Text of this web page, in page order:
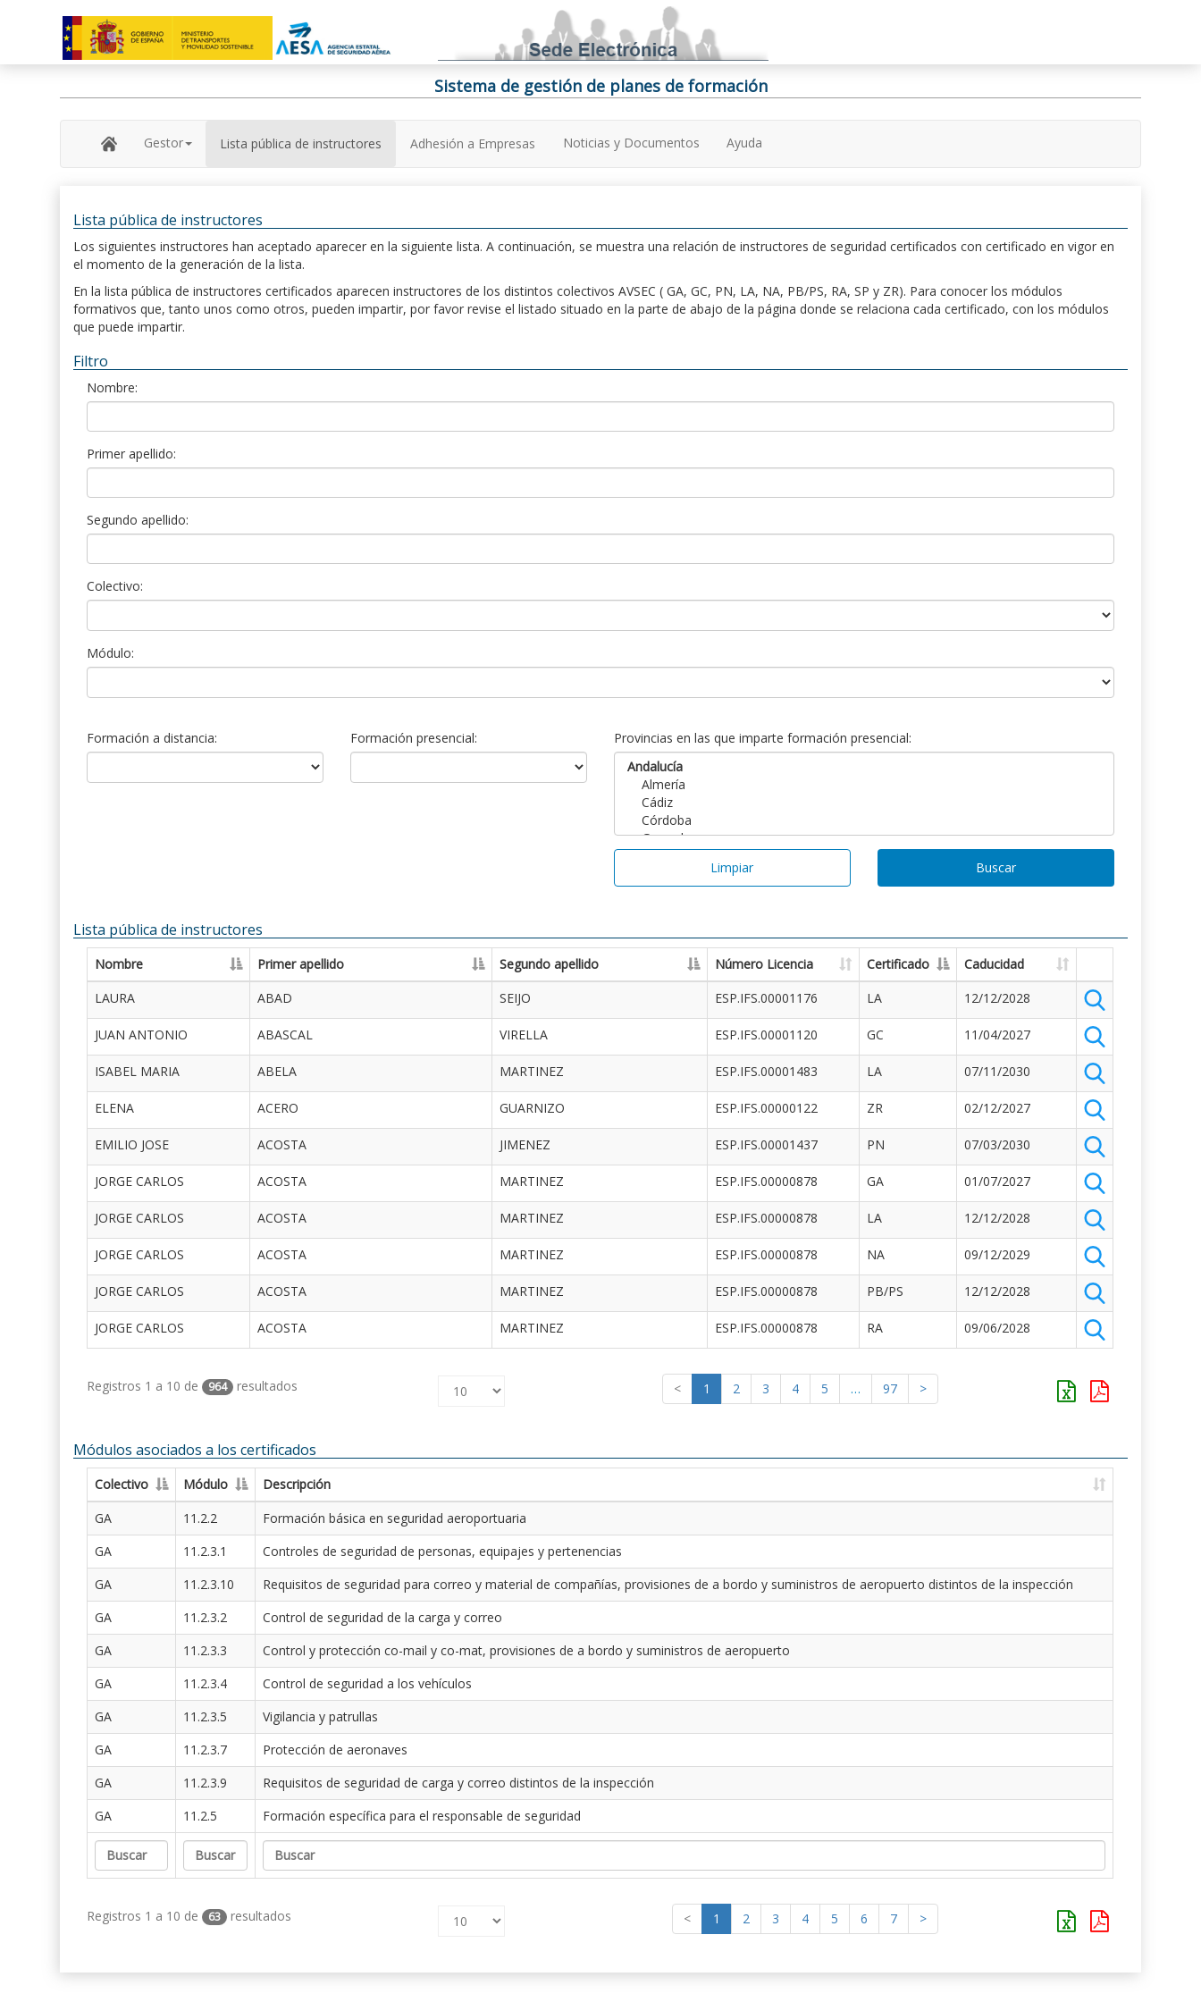
Sistema de gestión de planes de formación
Gestor Lista pública de instructores Adhesión a Empresas Noticias y Documentos Ayuda
Lista pública de instructores
Los siguientes instructores han aceptado aparecer en la siguiente lista. A continuación, se muestra una relación de instructores de seguridad certificados con certificado en vigor en
el momento de la generación de la lista.
En la lista pública de instructores certificados aparecen instructores de los distintos colectivos AVSEC ( GA, GC, PN, LA, NA, PB/PS, RA, SP y ZR). Para conocer los módulos
formativos que, tanto unos como otros, pueden impartir, por favor revise el listado situado en la parte de abajo de la página donde se relaciona cada certificado, con los módulos
que puede impartir.
Filtro
Nombre:
Primer apellido:
Segundo apellido:
Colectivo:
Módulo:
Formación a distancia: Formación presencial: Provincias en las que imparte formación presencial:
Limpiar Buscar
Lista pública de instructores
Nombre Primer apellido Segundo apellido Número Licencia Certificado
Caducidad
LAURA
ABAD SEIJO ESP.IFS.00001176 LA 12/12/2028
JUAN ANTONIO ABASCAL VIRELLA ESP.IFS.00001120 GC 11/04/2027
ISABEL MARIA ABELA MARTINEZ ESP.IFS.00001483 LA 07/11/2030
ELENA ACERO GUARNIZO ESP.IFS.00000122 ZR 02/12/2027
EMILIO JOSE ACOSTA JIMENEZ ESP.IFS.00001437 PN 07/03/2030
JORGE CARLOS ACOSTA MARTINEZ ESP.IFS.00000878 GA 01/07/2027
JORGE CARLOS ACOSTA MARTINEZ ESP.IFS.00000878 LA 12/12/2028
JORGE CARLOS ACOSTA MARTINEZ ESP.IFS.00000878 NA 09/12/2029
JORGE CARLOS ACOSTA MARTINEZ ESP.IFS.00000878 PB/PS 12/12/2028
JORGE CARLOS ACOSTA MARTINEZ ESP.IFS.00000878 RA 09/06/2028
Registros 1 a 10 de 964 resultados < 1 2 3 4 5 … 97 >
Módulos asociados a los certificados
Colectivo Módulo
Descripción
GA
11.2.2
Formación básica en seguridad aeroportuaria
GA
11.2.3.1
Controles de seguridad de personas, equipajes y pertenencias
GA
11.2.3.10
Requisitos de seguridad para correo y material de compañías, provisiones de a bordo y suministros de aeropuerto distintos de la inspección
GA
11.2.3.2
Control de seguridad de la carga y correo
GA
11.2.3.3
Control y protección co-mail y co-mat, provisiones de a bordo y suministros de aeropuerto
GA
11.2.3.4
Control de seguridad a los vehículos
GA
11.2.3.5
Vigilancia y patrullas
GA
11.2.3.7
Protección de aeronaves
GA
11.2.3.9
Requisitos de seguridad de carga y correo distintos de la inspección
GA
11.2.5 Formación específica para el responsable de seguridad
Registros 1 a 10 de 63 resultados < 1 2 3 4 5 6 7 >